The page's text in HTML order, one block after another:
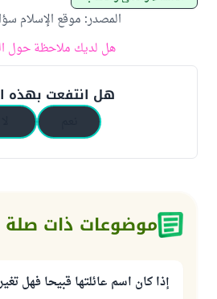
المصدر: موقع الإسلام
هل لديك ملاحظة حول
هل انتفعت بهذه
موضوعات ذات صلة
إذا كان اسم عائلتها قبيحا فهل